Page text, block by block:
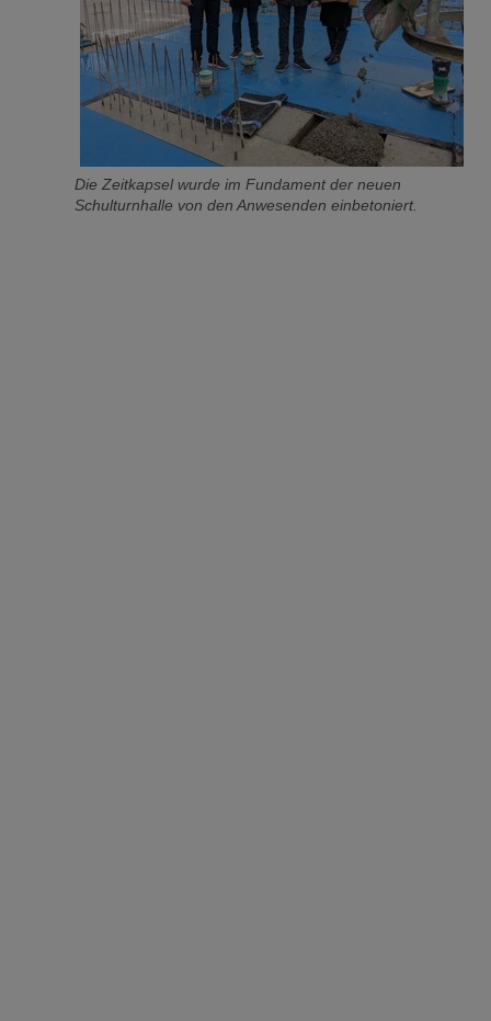
Die Zeitkapsel wurde im Fundament der neuen
Schulturnhalle von den Anwesenden einbetoniert.